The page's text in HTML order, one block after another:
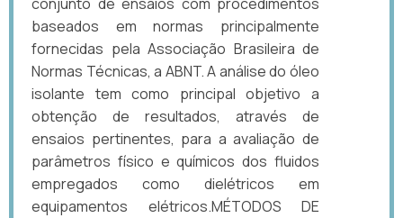
baseados em normas principalmente
fornecidas pela Associação Brasileira de
Normas Técnicas, a ABNT. A análise do óleo
isolante tem como principal objetivo a
obtenção de resultados, através de
ensaios pertinentes, para a avaliação de
parâmetros físico e químicos dos fluidos
empregados como dielétricos em
equipamentos elétricos.MÉTODOS DE